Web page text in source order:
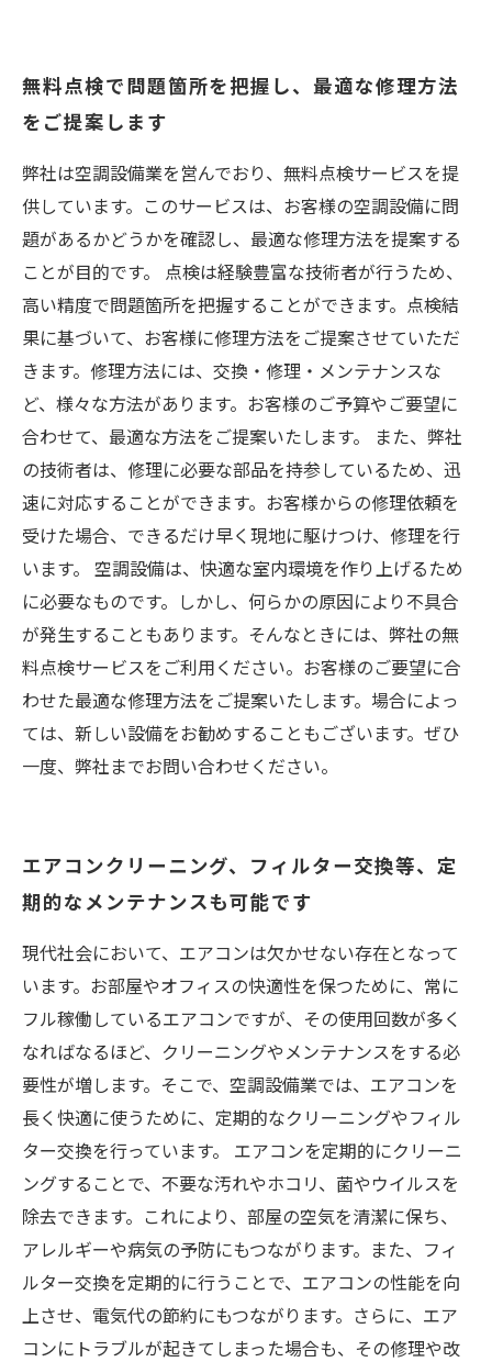
無料点検で問題箇所を把握し、最適な修理方法
をご提案します
弊社は空調設備業を営んでおり、無料点検サービスを提
供しています。このサービスは、お客様の空調設備に問
題があるかどうかを確認し、最適な修理方法を提案する
ことが目的です。 点検は経験豊富な技術者が行うため、
高い精度で問題箇所を把握することができます。点検結
果に基づいて、お客様に修理方法をご提案させていただ
きます。修理方法には、交換・修理・メンテナンスな
ど、様々な方法があります。お客様のご予算やご要望に
合わせて、最適な方法をご提案いたします。 また、弊社
の技術者は、修理に必要な部品を持参しているため、迅
速に対応することができます。お客様からの修理依頼を
受けた場合、できるだけ早く現地に駆けつけ、修理を行
います。 空調設備は、快適な室内環境を作り上げるため
に必要なものです。しかし、何らかの原因により不具合
が発生することもあります。そんなときには、弊社の無
料点検サービスをご利用ください。お客様のご要望に合
わせた最適な修理方法をご提案いたします。場合によっ
ては、新しい設備をお勧めすることもございます。ぜひ
一度、弊社までお問い合わせください。
エアコンクリーニング、フィルター交換等、定
期的なメンテナンスも可能です
現代社会において、エアコンは欠かせない存在となって
います。お部屋やオフィスの快適性を保つために、常に
フル稼働しているエアコンですが、その使用回数が多く
なればなるほど、クリーニングやメンテナンスをする必
要性が増します。そこで、空調設備業では、エアコンを
長く快適に使うために、定期的なクリーニングやフィル
ター交換を行っています。 エアコンを定期的にクリーニ
ングすることで、不要な汚れやホコリ、菌やウイルスを
除去できます。これにより、部屋の空気を清潔に保ち、
アレルギーや病気の予防にもつながります。また、フィ
ルター交換を定期的に行うことで、エアコンの性能を向
上させ、電気代の節約にもつながります。さらに、エア
コンにトラブルが起きてしまった場合も、その修理や改